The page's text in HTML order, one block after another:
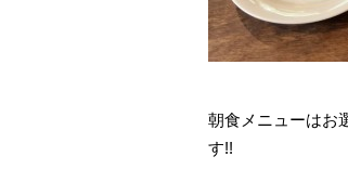
朝食メニューはお
す!!